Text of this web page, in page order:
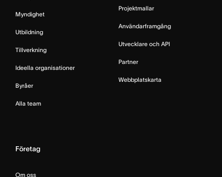
Myndighet
Utbildning
Tillverkning
Ideella organisationer
Byråer
Alla team
Projektmallar
Användarframgång
Utvecklare och API
Partner
Webbplatskarta
Företag
Om oss